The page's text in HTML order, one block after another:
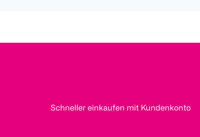
Schneller einkaufen mit Kundenkonto